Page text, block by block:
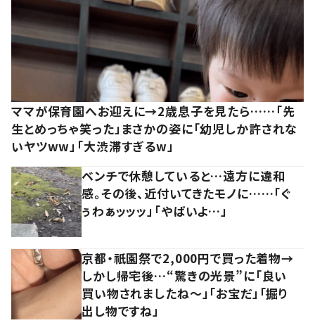
ママが保育園へお迎えに→2歳息子を見たら……「先
生とめっちゃ笑った」まさかの姿に「幼児しか許されな
いヤツww」「大渋滞すぎるw」
ベンチで休憩していると…遠方に違和
感。その後、近付いてきたモノに……「ぐ
ぅわぁッッッ」「やばいよ…」
京都・祇園祭で2,000円で買った着物→
しかし帰宅後…“驚きの光景”に「良い
買い物されましたね～」「お宝だ」「掘り
出し物ですね」